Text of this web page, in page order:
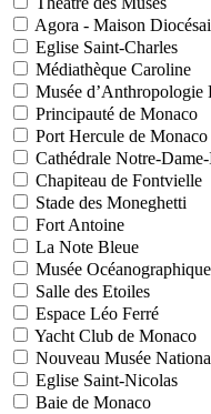
Agora - Maison
Eglise Saint-Charles
Médiathèque Caroline
Musée d’Anthropologie
Principauté de Monaco
Port Hercule de Monaco
Cathédrale Notre-
Chapiteau de Fontvielle
Stade des Moneghetti
Fort Antoine
La Note Bleue
Musée
Salle des Etoiles
Espace Léo Ferré
Yacht Club de Monaco
Nouveau Musée
Eglise Saint-Nicolas
Baie de Monaco